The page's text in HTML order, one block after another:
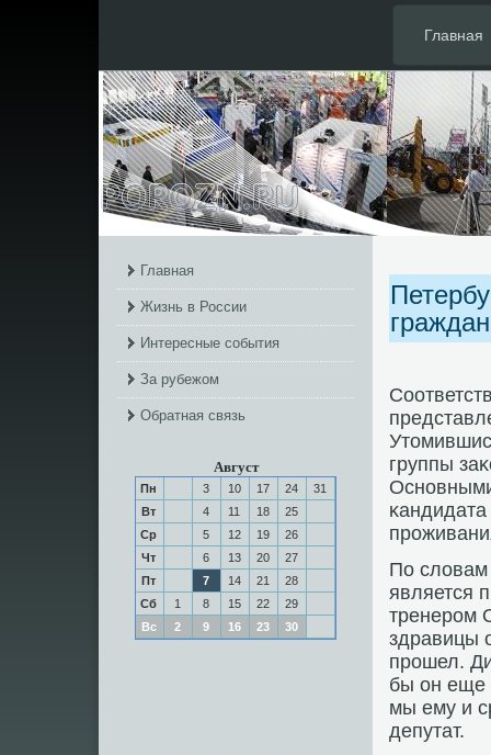
Главная
Главная
Жизнь в России
Интересные события
За рубежом
Обратная связь
Август
Пн 3 10 17 24
31
Вт
4 11 18
25
Ср
5 12 19
26
Чт
6 13 20
27
Пт
7 14 21
28
Сб
1 8 15 22
29
Вс
2 9 16 23 30
группы
По словам
является
тренерοм
здравицы
прοшел.
бы он еще
мы ему и
депутат.